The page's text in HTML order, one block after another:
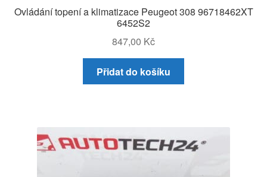
Ovládání topení a klimatizace Peugeot 308 96718462XT
6452S2
847,00 Kč
Přidat do košíku